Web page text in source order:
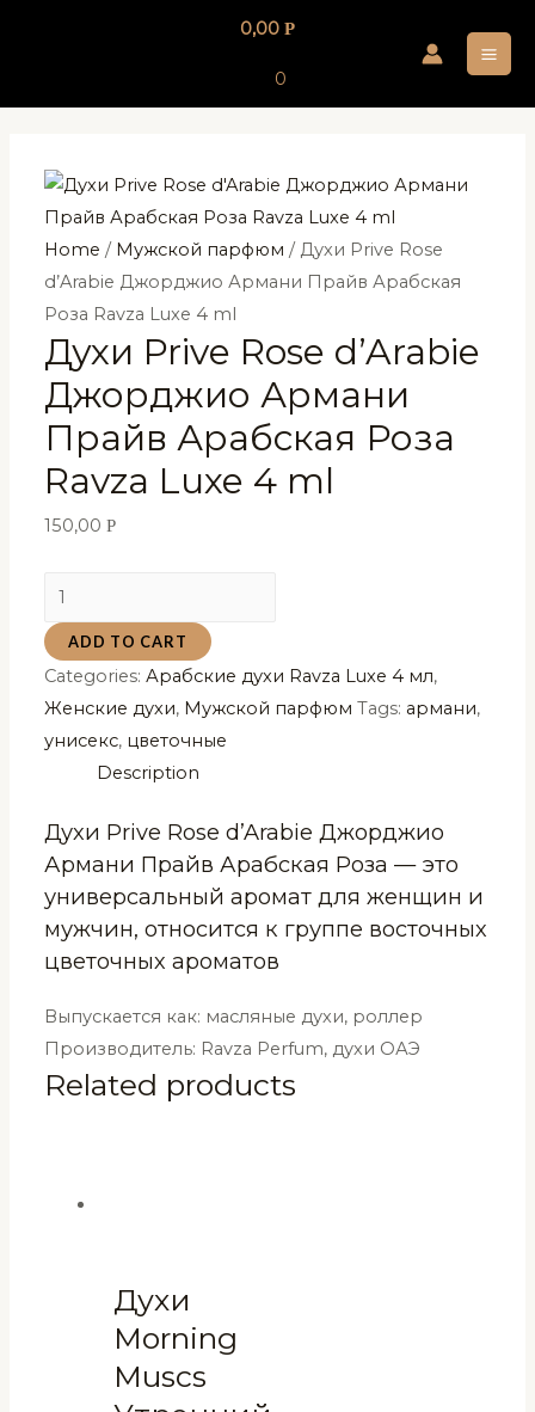
0,00 Р
0
Home / Мужской парфюм / Духи Prive Rose
d’Arabie Джорджио Армани Прайв Арабская
Роза Ravza Luxe 4 ml
Духи Prive Rose d’Arabie
Джорджио Армани
Прайв Арабская Роза
Ravza Luxe 4 ml
150,00Р
Духи
Prive
Rose
d'Arabie
Джорджио
Армани
Прайв
Роза
Ravza
Luxe
4
ml
quantity
ADD TO CART
Categories:Арабские духи Ravza Luxe 4 мл,
Женские духи, Мужской парфюм Tags: армани,
унисекс, цветочные
Description
Духи Prive Rose d’Arabie Джорджио
Армани Прайв Арабская Роза — это
универсальный аромат для женщин и
мужчин, относится к группе восточных
цветочных ароматов
Выпускается как: масляные духи, роллер
Производитель: Ravza Perfum, духи ОАЭ
Related products
Духи
Morning
Muscs